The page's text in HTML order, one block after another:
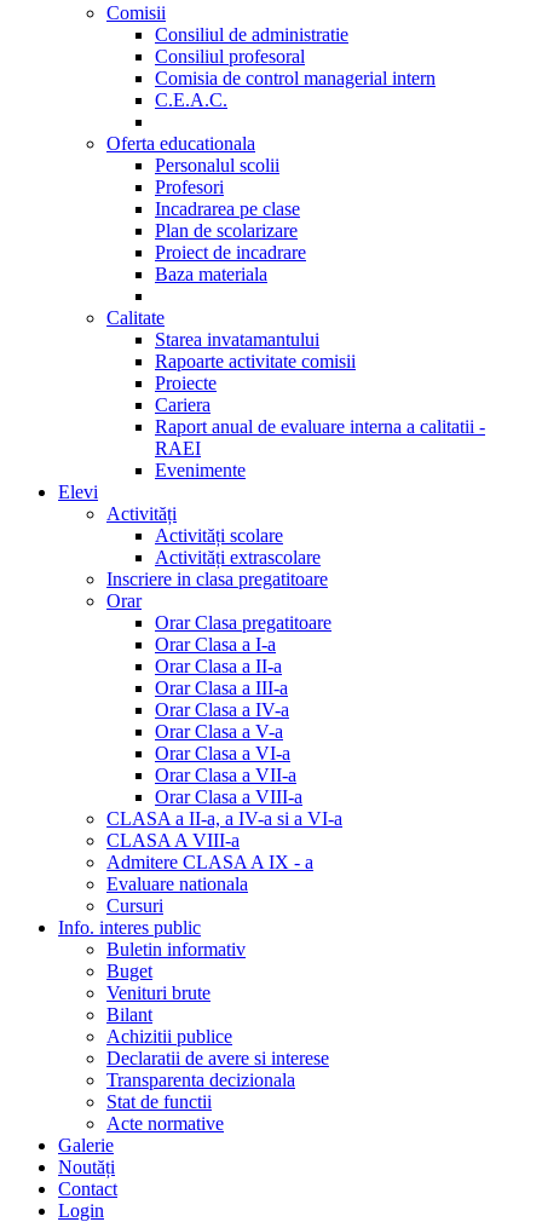
Comisii
Consiliul de administratie
Consiliul profesoral
Comisia de control managerial intern
C.E.A.C.
Oferta educationala
Personalul scolii
Profesori
Incadrarea pe clase
Plan de scolarizare
Proiect de incadrare
Baza materiala
Calitate
Starea invatamantului
Rapoarte activitate comisii
Proiecte
Cariera
Raport anual de evaluare interna a calitatii -
RAEI
Evenimente
Elevi
Activități
Activități scolare
Activități extrascolare
Inscriere in clasa pregatitoare
Orar
Orar Clasa pregatitoare
Orar Clasa a I-a
Orar Clasa a II-a
Orar Clasa a III-a
Orar Clasa a IV-a
Orar Clasa a V-a
Orar Clasa a VI-a
Orar Clasa a VII-a
Orar Clasa a VIII-a
CLASA a II-a, a IV-a si a VI-a
CLASA A VIII-a
Admitere CLASA A IX - a
Evaluare nationala
Cursuri
Info. interes public
Buletin informativ
Buget
Venituri brute
Bilant
Achizitii publice
Declaratii de avere si interese
Transparenta decizionala
Stat de functii
Acte normative
Galerie
Noutăți
Contact
Login